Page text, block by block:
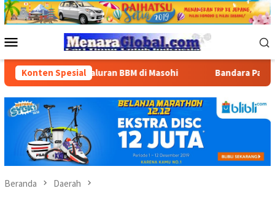
Loncat
ke
Mobile
Konten Spesial
BBM di Masohi Bandara Pattimura Kenalkan
Beranda Daerah